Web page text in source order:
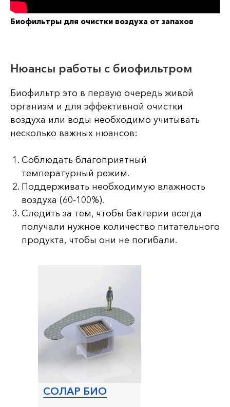
Биофильтры для очистки воздуха от запахов
Нюансы работы с биофильтром
Биофильтр это в первую очередь живой
организм и для эффективной очистки
воздуха или воды необходимо учитывать
несколько важных нюансов:
Соблюдать благоприятный
температурный режим.
Поддерживать необходимую влажность
воздуха (60-100%).
Следить за тем, чтобы бактерии всегда
получали нужное количество питательного
продукта, чтобы они не погибали.
СОЛАР БИО